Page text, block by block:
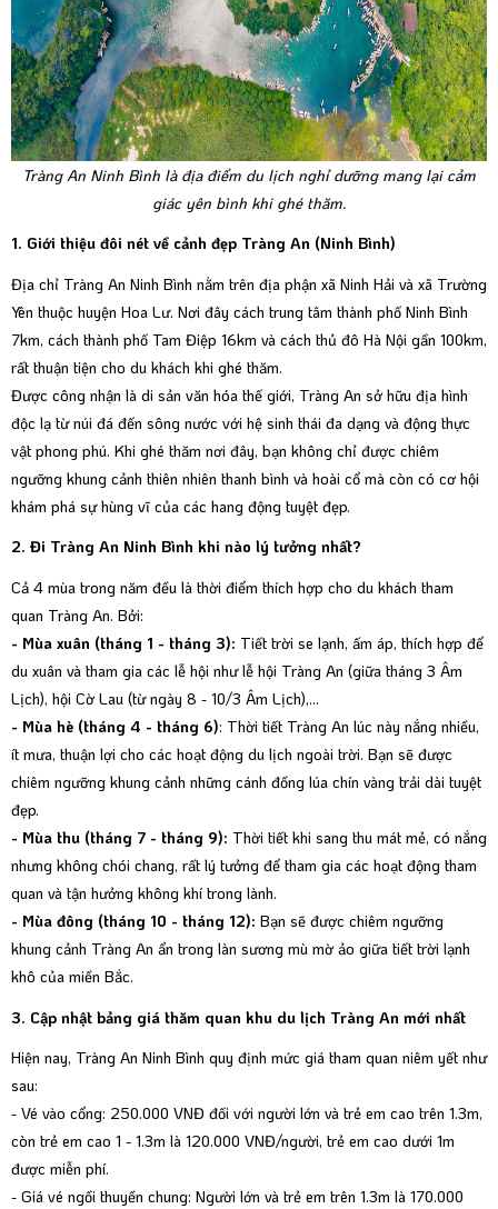
Tràng An Ninh Bình là địa điểm du lịch nghỉ dưỡng mang lại cảm
giác yên bình khi ghé thăm.
1. Giới thiệu đôi nét về cảnh đẹp Tràng An (Ninh Bình)
Địa chỉ Tràng An Ninh Bình nằm trên địa phận xã Ninh Hải và xã Trường
Yên thuộc huyện Hoa Lư. Nơi đây cách trung tâm thành phố Ninh Bình
7km, cách thành phố Tam Điệp 16km và cách thủ đô Hà Nội gần 100km,
rất thuận tiện cho du khách khi ghé thăm.
Được công nhận là di sản văn hóa thế giới, Tràng An sở hữu địa hình
độc lạ từ núi đá đến sông nước với hệ sinh thái đa dạng và động thực
vật phong phú. Khi ghé thăm nơi đây, bạn không chỉ được chiêm
ngưỡng khung cảnh thiên nhiên thanh bình và hoài cổ mà còn có cơ hội
khám phá sự hùng vĩ của các hang động tuyệt đẹp.
2. Đi Tràng An Ninh Bình khi nào lý tưởng nhất?
Cả 4 mùa trong năm đều là thời điểm thích hợp cho du khách tham
quan Tràng An. Bởi:
- Mùa xuân (tháng 1 - tháng 3): Tiết trời se lạnh, ấm áp, thích hợp để
du xuân và tham gia các lễ hội như lễ hội Tràng An (giữa tháng 3 Âm
Lịch), hội Cờ Lau (từ ngày 8 - 10/3 Âm Lịch),...
- Mùa hè (tháng 4 - tháng 6): Thời tiết Tràng An lúc này nắng nhiều,
ít mưa, thuận lợi cho các hoạt động du lịch ngoài trời. Bạn sẽ được
chiêm ngưỡng khung cảnh những cánh đồng lúa chín vàng trải dài tuyệt
đẹp.
- Mùa thu (tháng 7 - tháng 9): Thời tiết khi sang thu mát mẻ, có nắng
nhưng không chói chang, rất lý tưởng để tham gia các hoạt động tham
quan và tận hưởng không khí trong lành.
- Mùa đông (tháng 10 - tháng 12): Bạn sẽ được chiêm ngưỡng
khung cảnh Tràng An ẩn trong làn sương mù mờ ảo giữa tiết trời lạnh
khô của miền Bắc.
3. Cập nhật bảng giá thăm quan khu du lịch Tràng An mới nhất
Hiện nay, Tràng An Ninh Bình quy định mức giá tham quan niêm yết như
sau:
- Vé vào cổng: 250.000 VNĐ đối với người lớn và trẻ em cao trên 1.3m,
còn trẻ em cao 1 - 1.3m là 120.000 VNĐ/người, trẻ em cao dưới 1m
được miễn phí.
- Giá vé ngồi thuyền chung: Người lớn và trẻ em trên 1.3m là 170.000